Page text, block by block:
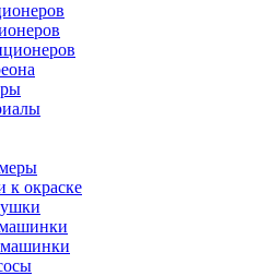
к окраске